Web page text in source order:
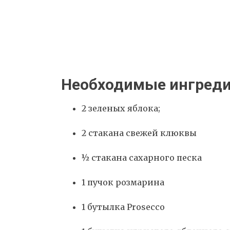
Необходимые
2 зеленых яблока;
2 стакана свежей клюквы
½ стакана сахарного песка
1 пучок розмарина
1 бутылка Prosecco